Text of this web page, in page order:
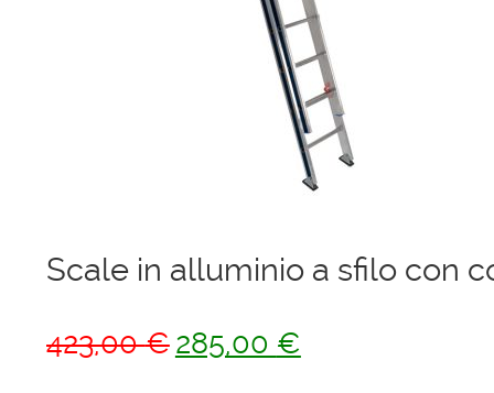
Parapetti Ringhiere Balaustre in acciaio e alluminio
Scale in alluminio a sfilo con
423,00€ Il
285,00 €